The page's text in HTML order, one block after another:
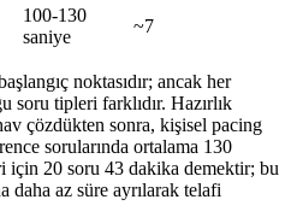
100-130
saniye
~7
noktasıdır; ancak her
soru tipleri farklıdır. Hazırlık
çözdükten sonra, kişisel pacing
sorularında ortalama 130
için 20 soru 43 dakika demektir; bu
daha az süre ayrılarak telafi